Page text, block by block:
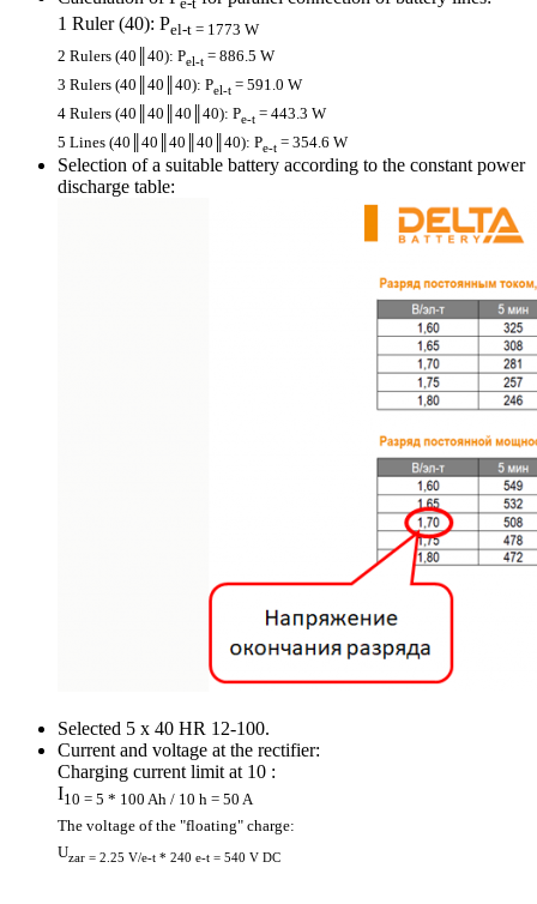
1 Ruler (40): Pel-t = 1773 W
2 Rulers (40║40): Pel-t = 886.5 W
3 Rulers (40║40║40): Pel-t = 591.0 W
4 Rulers (40║40║40║40): Pe-t = 443.3 W
5 Lines (40║40║40║40║40): Pe-t = 354.6 W
Selection of a suitable battery according to the constant power
discharge table:
Selected 5 x 40 HR 12-100.
Current and voltage at the rectifier:
Charging current limit at 10 :
I10 = 5 * 100 Ah / 10 h = 50 A
The voltage of the "floating" charge:
Uzar = 2.25 V/e-t * 240 e-t = 540 V DC